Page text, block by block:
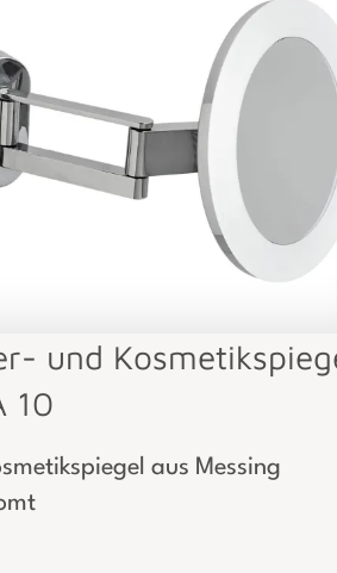
und
10
aus Messing